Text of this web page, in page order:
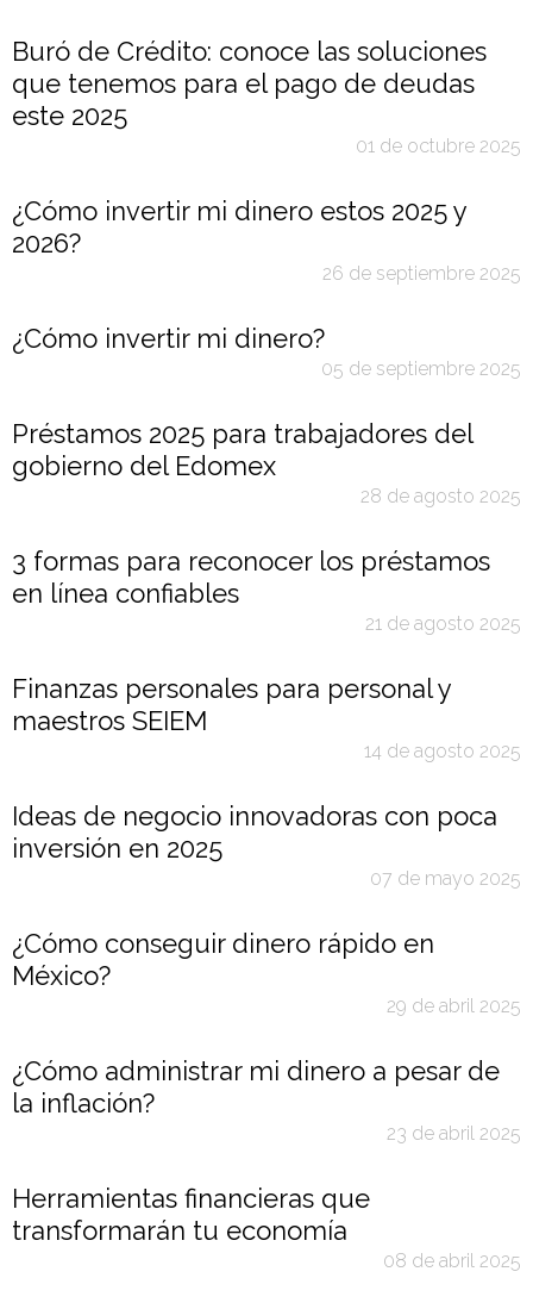
Buró de Crédito: conoce las soluciones
que tenemos para el pago de deudas
este 2025
01 de octubre 2025
¿Cómo invertir mi dinero estos 2025 y
2026?
26 de septiembre 2025
¿Cómo invertir mi dinero?
05 de septiembre 2025
Préstamos 2025 para trabajadores del
gobierno del Edomex
28 de agosto 2025
3 formas para reconocer los préstamos
en línea confiables
21 de agosto 2025
Finanzas personales para personal y
maestros SEIEM
14 de agosto 2025
Ideas de negocio innovadoras con poca
inversión en 2025
07 de mayo 2025
¿Cómo conseguir dinero rápido en
México?
29 de abril 2025
¿Cómo administrar mi dinero a pesar de
la inflación?
23 de abril 2025
Herramientas financieras que
transformarán tu economía
08 de abril 2025